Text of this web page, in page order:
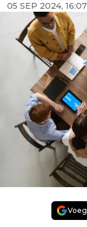
05 SEP 2024, 16:07